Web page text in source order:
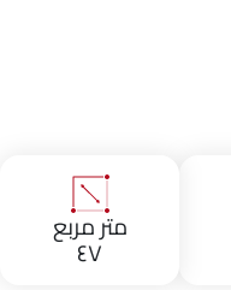
متر مربع
٤٧